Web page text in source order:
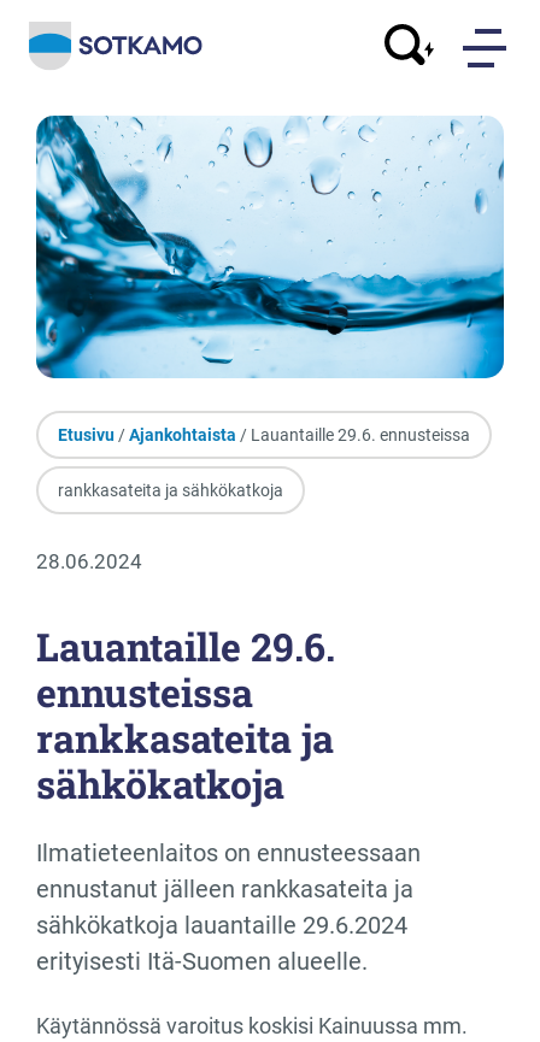
Etusivu/Ajankohtaista / Lauantaille 29.6. ennusteissa
rankkasateita ja sähkökatkoja
28.06.2024
Lauantaille 29.6.
ennusteissa
rankkasateita ja
sähkökatkoja
Ilmatieteenlaitos on ennusteessaan
ennustanut jälleen rankkasateita ja
sähkökatkoja lauantaille 29.6.2024
erityisesti Itä-Suomen alueelle.
Käytännössä varoitus koskisi Kainuussa mm.